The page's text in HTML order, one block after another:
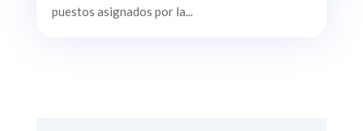
puestos asignados por la...